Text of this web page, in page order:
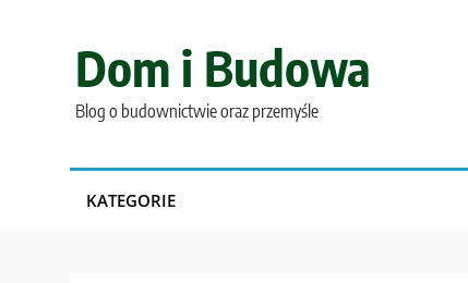
Dom i Budowa
Blog o budownictwie oraz przemyśle
KATEGORIE